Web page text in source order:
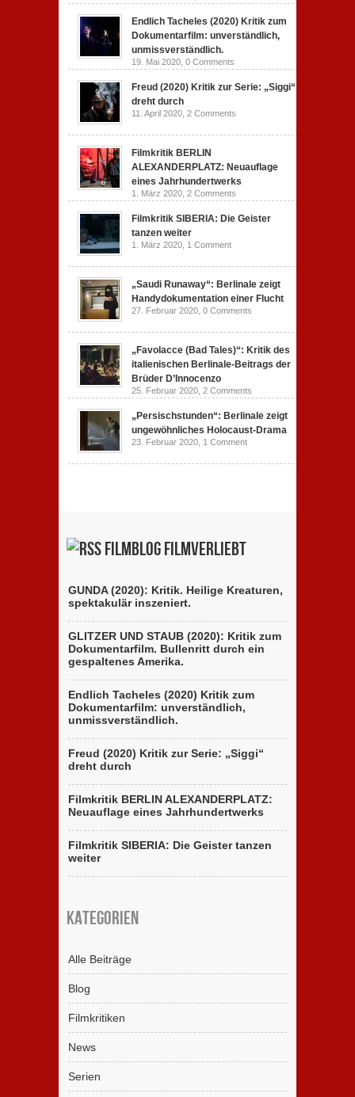
Endlich Tacheles (2020) Kritik zum
Dokumentarfilm: unverständlich,
unmissverständlich.
19. Mai 2020, 0 Comments
Freud (2020) Kritik zur Serie: „Siggi“
dreht durch
11. April 2020, 2 Comments
Filmkritik BERLIN
ALEXANDERPLATZ: Neuauflage
eines Jahrhundertwerks
1. März 2020, 2 Comments
Filmkritik SIBERIA: Die Geister
tanzen weiter
1. März 2020, 1 Comment
„Saudi Runaway“: Berlinale zeigt
Handydokumentation einer Flucht
27. Februar 2020, 0 Comments
„Favolacce (Bad Tales)“: Kritik des
italienischen Berlinale-Beitrags der
Brüder D’Innocenzo
25. Februar 2020, 2 Comments
„Persischstunden“: Berlinale zeigt
ungewöhnliches Holocaust-Drama
23. Februar 2020, 1 Comment
Filmblog filmverliebt
GUNDA (2020): Kritik. Heilige Kreaturen,
spektakulär inszeniert.
GLITZER UND STAUB (2020): Kritik zum
Dokumentarfilm. Bullenritt durch ein
gespaltenes Amerika.
Endlich Tacheles (2020) Kritik zum
Dokumentarfilm: unverständlich,
unmissverständlich.
Freud (2020) Kritik zur Serie: „Siggi“
dreht durch
Filmkritik BERLIN ALEXANDERPLATZ:
Neuauflage eines Jahrhundertwerks
Filmkritik SIBERIA: Die Geister tanzen
weiter
Kategorien
Alle Beiträge
Blog
Filmkritiken
News
Serien